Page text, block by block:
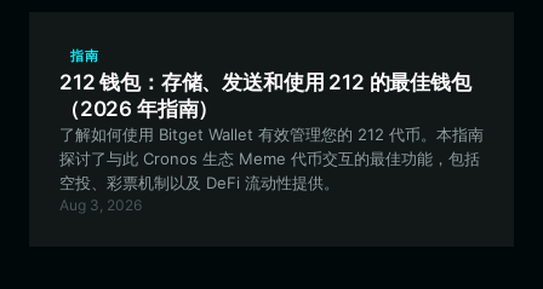
指南
212 钱包：存储、发送和使用 212 的最佳钱包
（2026 年指南）
了解如何使用 Bitget Wallet 有效管理您的 212 代币。本指南
探讨了与此 Cronos 生态 Meme 代币交互的最佳功能，包括
空投、彩票机制以及 DeFi 流动性提供。
Aug 3, 2026